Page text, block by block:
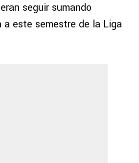
seguir sumando
a este semestre de la Liga